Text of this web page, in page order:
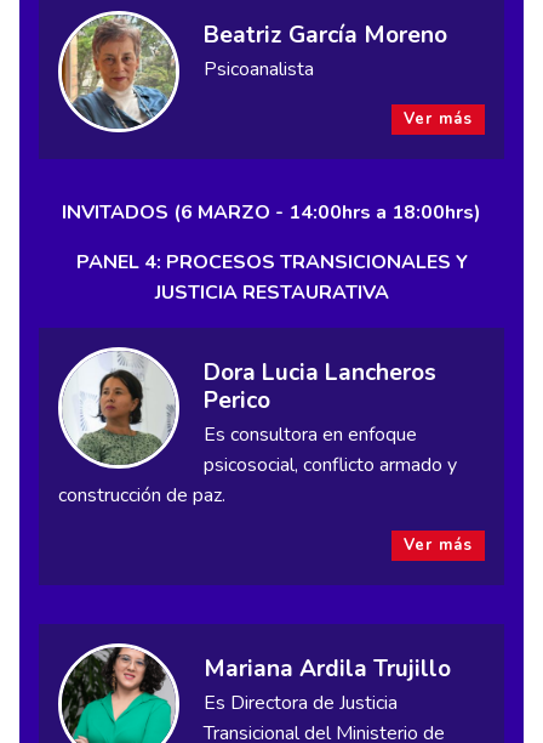
Beatriz García Moreno
Psicoanalista
Ver más
INVITADOS (6 MARZO - 14:00hrs a 18:00hrs)
PANEL 4: PROCESOS TRANSICIONALES Y
JUSTICIA RESTAURATIVA
Dora Lucia Lancheros
Perico
Es consultora en enfoque
psicosocial, conflicto armado y
construcción de paz.
Ver más
Mariana Ardila Trujillo
Es Directora de Justicia
Transicional del Ministerio de